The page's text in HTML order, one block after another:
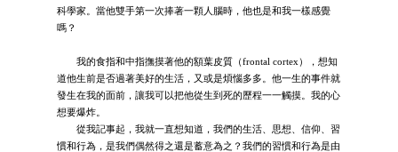
科學家。當他雙手第一次捧著一顆人腦時，他也是和我一樣感覺
嗎？
我的食指和中指撫摸著他的額葉皮質（frontal cortex），想知
道他生前是否過著美好的生活，又或是煩惱多多。他一生的事件就
發生在我的面前，讓我可以把他從生到死的歷程一一觸摸。我的心
想要爆炸。
從我記事起，我就一直想知道，我們的生活、思想、信仰、習
慣和行為，是我們偶然得之還是蓄意為之？我們的習慣和行為是由